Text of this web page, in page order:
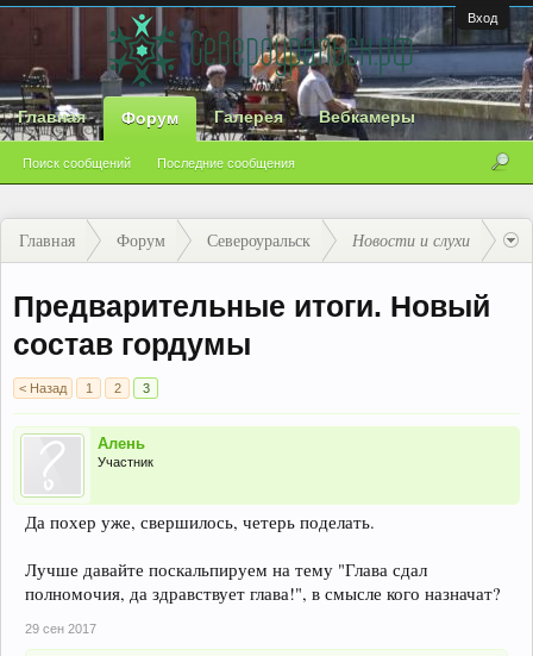
Вход
Главная Форум
Поиск сообщений Последние сообщения
Галерея Вебкамеры
Главная Форум Североуральск Новости и слухи
Предварительные итоги. Новый
состав гордумы
< Назад 1 2 3
Алень
Участник
Да похер уже, свершилось, четерь поделать.
Лучше давайте поскальпируем на тему "Глава сдал
полномочия, да здравствует глава!", в смысле кого назначат?
29 сен 2017